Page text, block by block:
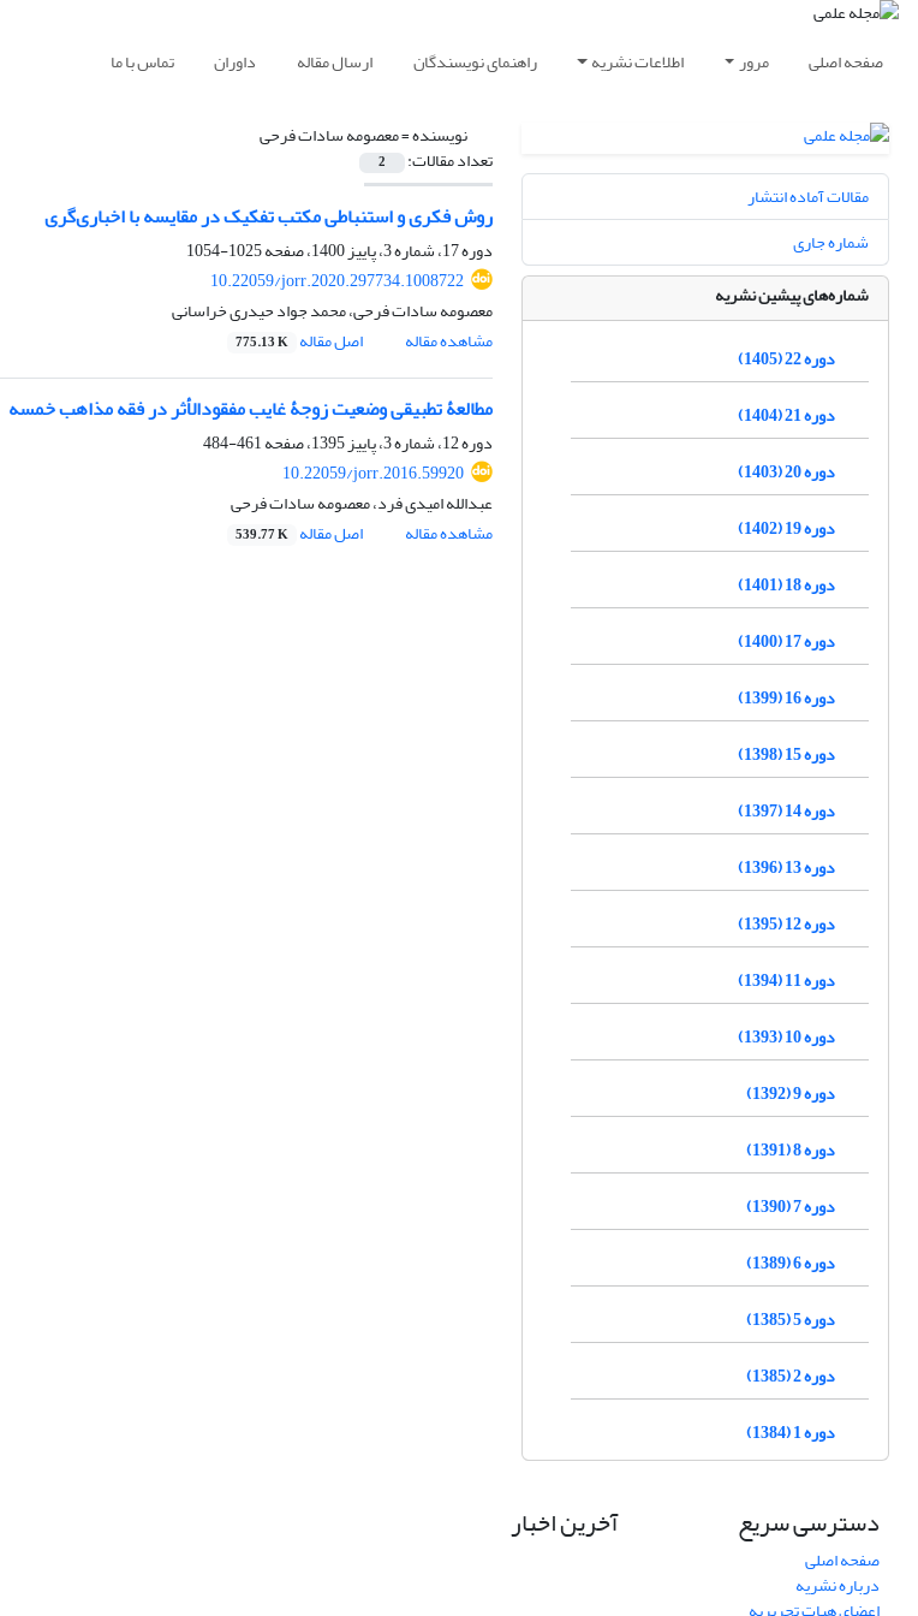
صفحه اصلی مرور اطلاعات نشریه راهنمای نویسندگان ارسال مقاله داوران تماس با ما
نویسنده =معصومه سادات فرحی
تعداد مقالات: 2
روش فکری و استنباطی مکتب تفکیک در مقایسه با اخباری‌گری
دوره 17، شماره 3، پاییز 1400، صفحه
1025-1054
10.22059/jorr.2020.297734.1008722
معصومه سادات فرحی، محمد جواد حیدری خراسانی
مشاهده مقاله
اصل مقاله 775.13 K
مطالعۀ تطبیقی وضعیت زوجۀ غایب مفقودالأثر در فقه مذاهب خمسه
دوره 12، شماره 3، پاییز 1395، صفحه
461-484
10.22059/jorr.2016.59920
عبدالله امیدی فرد، معصومه سادات فرحی
مشاهده مقاله
اصل مقاله 539.77 K
مقالات آماده انتشار
شماره جاری
شماره‌های پیشین نشریه
دوره 22 (1405)
دوره 21 (1404)
دوره 20 (1403)
دوره 19 (1402)
دوره 18 (1401)
دوره 17 (1400)
دوره 16 (1399)
دوره 15 (1398)
دوره 14 (1397)
دوره 13 (1396)
دوره 12 (1395)
دوره 11 (1394)
دوره 10 (1393)
دوره 9 (1392)
دوره 8 (1391)
دوره 7 (1390)
دوره 6 (1389)
دوره 5 (1385)
دوره 2 (1385)
دوره 1 (1384)
دسترسی سریع
صفحه اصلی
درباره نشریه
آخرین اخبار